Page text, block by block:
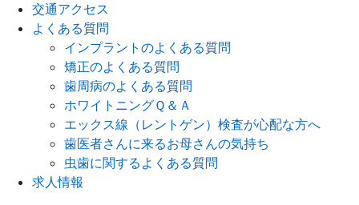
交通アクセス
よくある質問
インプラントのよくある質問
矯正のよくある質問
歯周病のよくある質問
ホワイトニングＱ＆Ａ
エックス線（レントゲン）検査が心配な方へ
歯医者さんに来るお母さんの気持ち
虫歯に関するよくある質問
求人情報